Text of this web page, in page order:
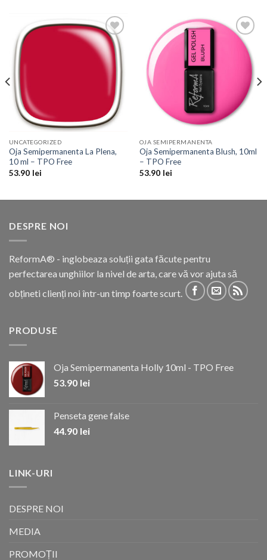
Add to
Wishlist
UNCATEGORIZED
Oja Semipermanenta La Plena,
10 ml – TPO Free
53.90 lei
Add to
Wishlist
OJA SEMIPERMANENTA
Oja Semipermanenta Blush, 10ml
– TPO Free
53.90 lei
DESPRE NOI
ReformA® - inglobeaza soluții gata făcute pentru
perfectarea unghiilor la nivel de arta, care vă vor ajuta să
obțineti clienți noi într-un timp foarte scurt.
PRODUSE
Oja Semipermanenta Holly 10ml - TPO Free
53.90 lei
Penseta gene false
44.90 lei
LINK-URI
DESPRE NOI
MEDIA
PROMOȚII